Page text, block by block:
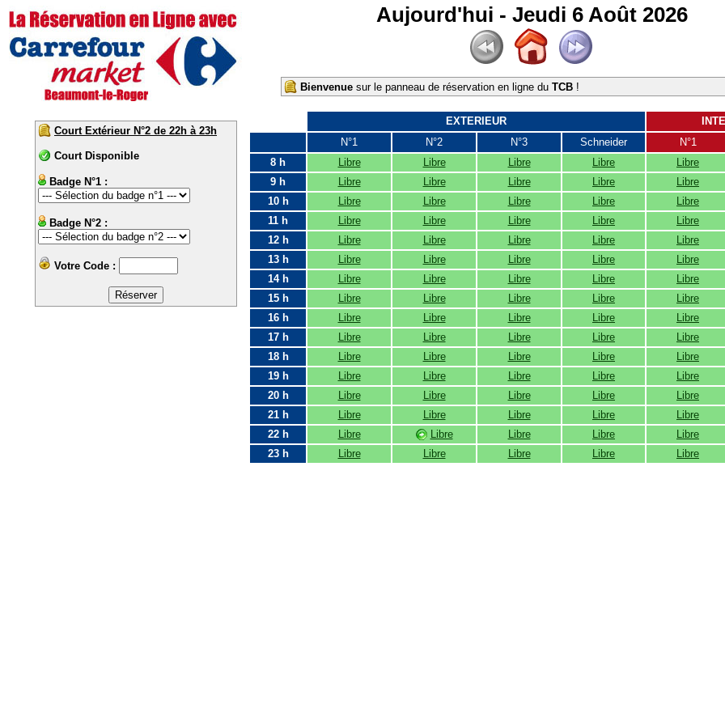
Aujourd'hui - Jeudi 6 Août 2026
Bienvenue sur le panneau de réservation en ligne du TCB !
Court Extérieur N°2 de 22h à 23h
Court Disponible
Badge N°1 :
Badge N°2 :
Votre Code :
EXTERIEUR
N°1
N°2 N°3 Schneider N°1
8 h
Libre Libre Libre Libre Libre
9 h
Libre Libre Libre Libre Libre
10 h
Libre Libre Libre Libre Libre
11 h
Libre Libre Libre Libre Libre
12 h
Libre Libre Libre Libre Libre
13 h
Libre Libre Libre Libre Libre
14 h
Libre Libre Libre Libre Libre
15 h
Libre Libre Libre Libre Libre
16 h
Libre Libre Libre Libre Libre
17 h
Libre Libre Libre Libre Libre
18 h
Libre Libre Libre Libre Libre
19 h
Libre Libre Libre Libre Libre
20 h
Libre Libre Libre Libre Libre
21 h
Libre Libre Libre Libre Libre
22 h
Libre Libre Libre Libre Libre
23 h
Libre Libre Libre Libre Libre